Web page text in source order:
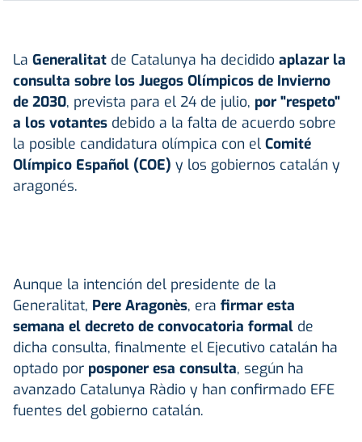
La Generalitat de Catalunya ha decidido aplazar la
consulta sobre los Juegos Olímpicos de Invierno
de 2030, prevista para el 24 de julio, por "respeto"
a los votantes debido a la falta de acuerdo sobre
la posible candidatura olímpica con el Comité
Olímpico Español (COE) y los gobiernos catalán y
aragonés.
Aunque la intención del presidente de la
Generalitat, Pere Aragonès, era firmar esta
semana el decreto de convocatoria formal de
dicha consulta, finalmente el Ejecutivo catalán ha
optado por posponer esa consulta, según ha
avanzado Catalunya Ràdio y han confirmado EFE
fuentes del gobierno catalán.